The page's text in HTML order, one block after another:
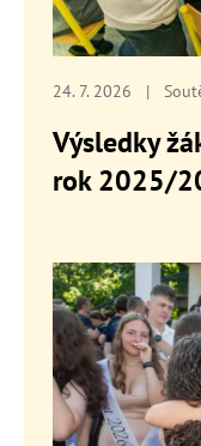
24. 7. 2026 |
Výsledky
rok 2025/